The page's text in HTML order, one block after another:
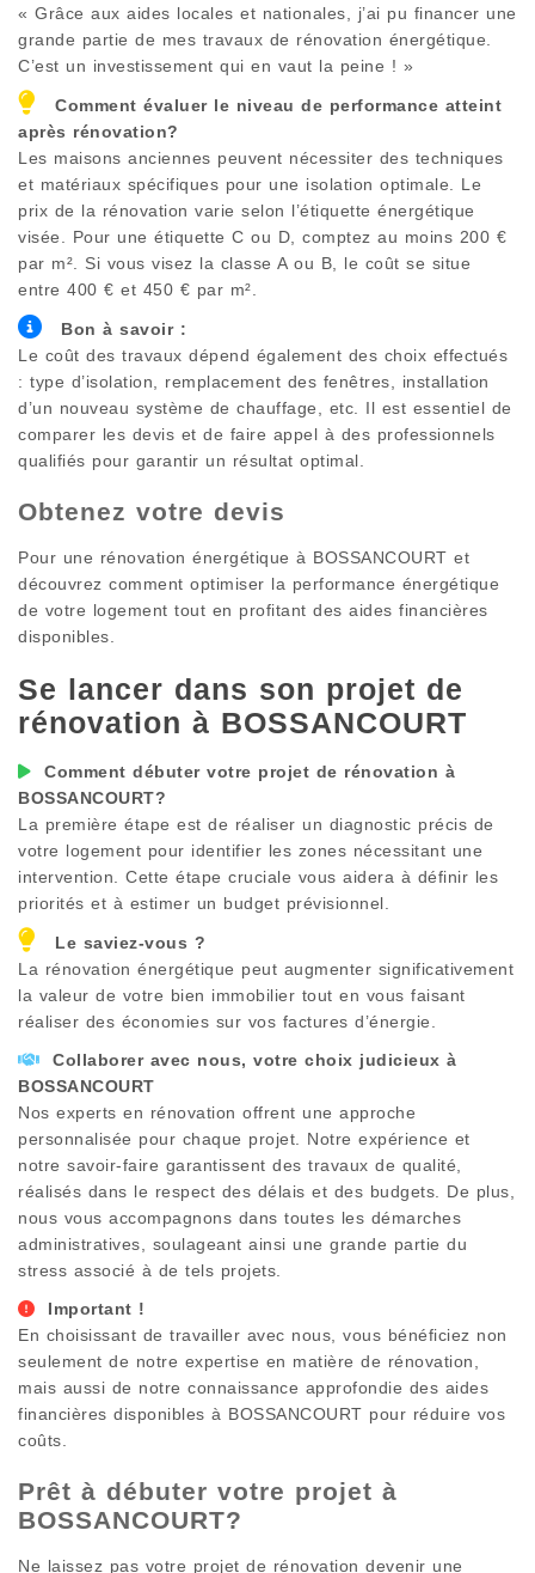
« Grâce aux aides locales et nationales, j’ai pu financer une
grande partie de mes travaux de rénovation énergétique.
C’est un investissement qui en vaut la peine ! »
Comment évaluer le niveau de performance atteint
après rénovation?
Les maisons anciennes peuvent nécessiter des techniques
et matériaux spécifiques pour une isolation optimale. Le
prix de la rénovation varie selon l’étiquette énergétique
visée. Pour une étiquette C ou D, comptez au moins 200 €
par m². Si vous visez la classe A ou B, le coût se situe
entre 400 € et 450 € par m².
Bon à savoir :
Le coût des travaux dépend également des choix effectués
: type d’isolation, remplacement des fenêtres, installation
d’un nouveau système de chauffage, etc. Il est essentiel de
comparer les devis et de faire appel à des professionnels
qualifiés pour garantir un résultat optimal.
Obtenez votre devis
Pour une rénovation énergétique à BOSSANCOURT et
découvrez comment optimiser la performance énergétique
de votre logement tout en profitant des aides financières
disponibles.
Se lancer dans son projet de
rénovation à BOSSANCOURT
Comment débuter votre projet de rénovation à
BOSSANCOURT?
La première étape est de réaliser un diagnostic précis de
votre logement pour identifier les zones nécessitant une
intervention. Cette étape cruciale vous aidera à définir les
priorités et à estimer un budget prévisionnel.
Le saviez-vous ?
La rénovation énergétique peut augmenter significativement
la valeur de votre bien immobilier tout en vous faisant
réaliser des économies sur vos factures d’énergie.
Collaborer avec nous, votre choix judicieux à
BOSSANCOURT
Nos experts en rénovation offrent une approche
personnalisée pour chaque projet. Notre expérience et
notre savoir-faire garantissent des travaux de qualité,
réalisés dans le respect des délais et des budgets. De plus,
nous vous accompagnons dans toutes les démarches
administratives, soulageant ainsi une grande partie du
stress associé à de tels projets.
Important !
En choisissant de travailler avec nous, vous bénéficiez non
seulement de notre expertise en matière de rénovation,
mais aussi de notre connaissance approfondie des aides
financières disponibles à BOSSANCOURT pour réduire vos
coûts.
Prêt à débuter votre projet à
BOSSANCOURT?
Ne laissez pas votre projet de rénovation devenir une